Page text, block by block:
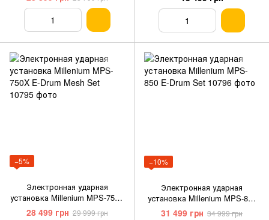
−5%
Электронная ударная
установка Millenium MPS-750X
E-Drum Mesh Set
28 499 грн 29 999 грн
−10%
Электронная ударная
установка Millenium MPS-850
E-Drum Set
31 499 грн 34 999 грн